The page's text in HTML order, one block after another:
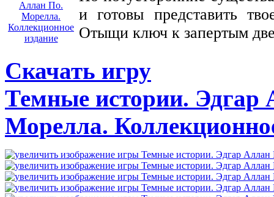
и готовы представить
Отыщи ключ к запертым
Скачать игру
Темные истории. Эдгар
Морелла.